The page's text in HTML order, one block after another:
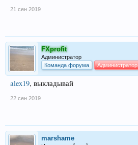
21 сен 2019
FXprofit
Администратор
Команда форума
Администратор
alex19, выкладывай
22 сен 2019
marshame